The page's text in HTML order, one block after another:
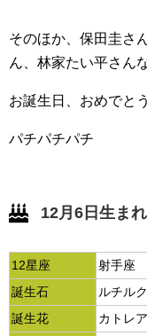
そのほか、保田圭さ
ん、林家たい平さん
お誕生日、おめでと
パチパチパチ
12月6日生ま
12星座
射手座
誕生石
ルチル
誕生花
カトレ